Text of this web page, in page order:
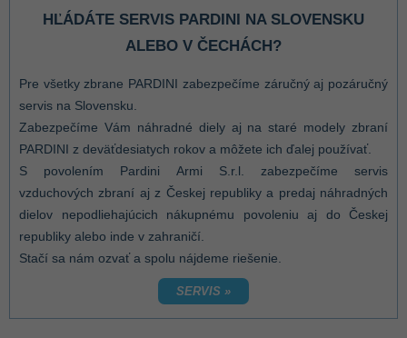
HĽÁDÁTE SERVIS PARDINI NA SLOVENSKU
ALEBO V ČECHÁCH?
Pre všetky zbrane PARDINI zabezpečíme záručný aj pozáručný
servis na Slovensku.
Zabezpečíme Vám náhradné diely aj na staré modely zbraní
PARDINI z deväťdesiatych rokov a môžete ich ďalej používať.
S povolením Pardini Armi S.r.l. zabezpečíme servis
vzduchových zbraní aj z Českej republiky a predaj náhradných
dielov nepodliehajúcich nákupnému povoleniu aj do Českej
republiky alebo inde v zahraničí.
Stačí sa nám ozvať a spolu nájdeme riešenie.
SERVIS »